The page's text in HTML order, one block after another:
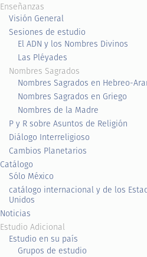
Enseñanzas
Visión General
Sesiones de estudio
El ADN y los Nombres Divinos
Las Pléyades
Nombres Sagrados
Nombres Sagrados en Hebreo-
Nombres Sagrados en Griego
Nombres de la Madre
P y R sobre Asuntos de Religión
Diálogo Interreligioso
Cambios Planetarios
Catálogo
Sólo México
catálogo internacional y de los
Unidos
Noticias
Estudio Adicional
Estudio en su país
Grupos de estudio